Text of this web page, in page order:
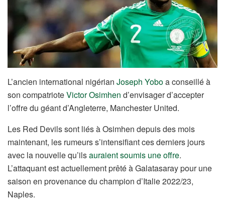
L’ancien international nigérian Joseph Yoboa conseillé à
son compatrioteVictor Osimhen d’envisager d’accepter
l’offre du géant d’Angleterre, Manchester United.
Les Red Devils sont liés à Osimhen depuis des mois
maintenant, les rumeurs s’intensifiant ces derniers jours
avec la nouvelle qu’ilsauraient soumis une offre.
L’attaquant est actuellement prêté à Galatasaray pour une
saison en provenance du champion d’Italie 2022/23,
Naples.